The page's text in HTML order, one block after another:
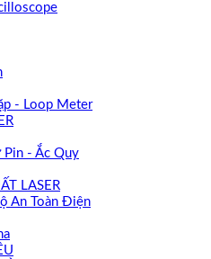
- Loop Meter
Pin - Ắc Quy
LASER
An Toàn Điện